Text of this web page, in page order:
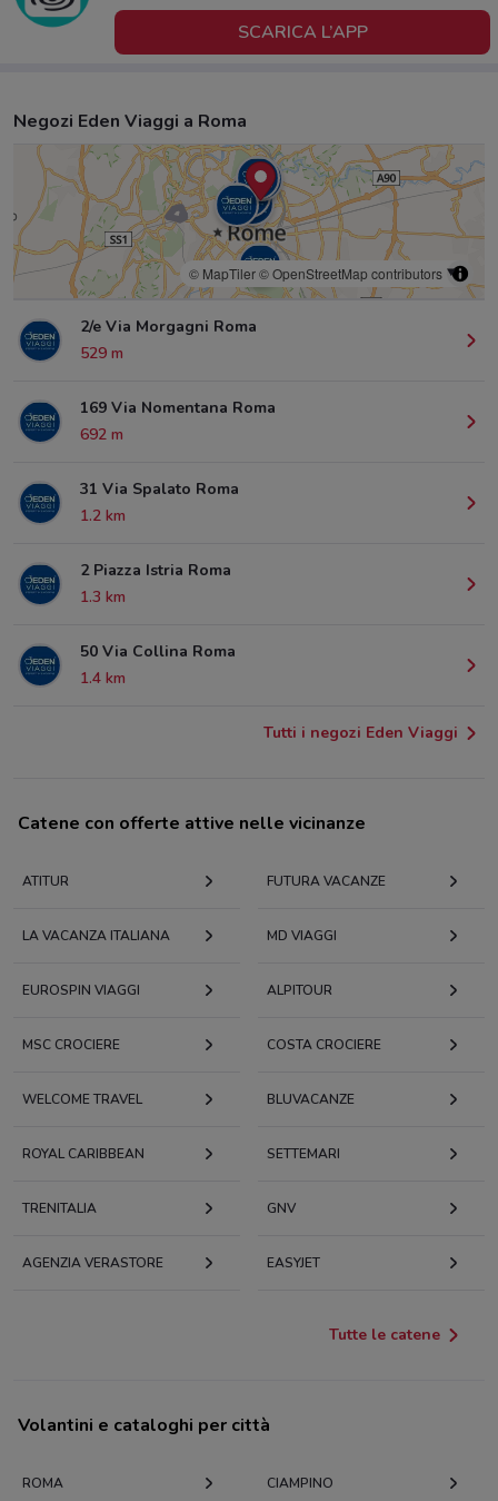
SCARICA L’APP
Negozi Eden Viaggi a Roma
© MapTiler© OpenStreetMap contributors
2/e Via Morgagni Roma
529 m
169 Via Nomentana Roma
692 m
31 Via Spalato Roma
1.2 km
2 Piazza Istria Roma
1.3 km
50 Via Collina Roma
1.4 km
Tutti i negozi Eden Viaggi
Catene con offerte attive nelle vicinanze
ATITUR FUTURA VACANZE
LA VACANZA ITALIANA MD VIAGGI
EUROSPIN VIAGGI ALPITOUR
MSC CROCIERE COSTA CROCIERE
WELCOME TRAVEL BLUVACANZE
ROYAL CARIBBEAN SETTEMARI
TRENITALIA GNV
AGENZIA VERASTORE EASYJET
Tutte le catene
Volantini e cataloghi per città
ROMA CIAMPINO